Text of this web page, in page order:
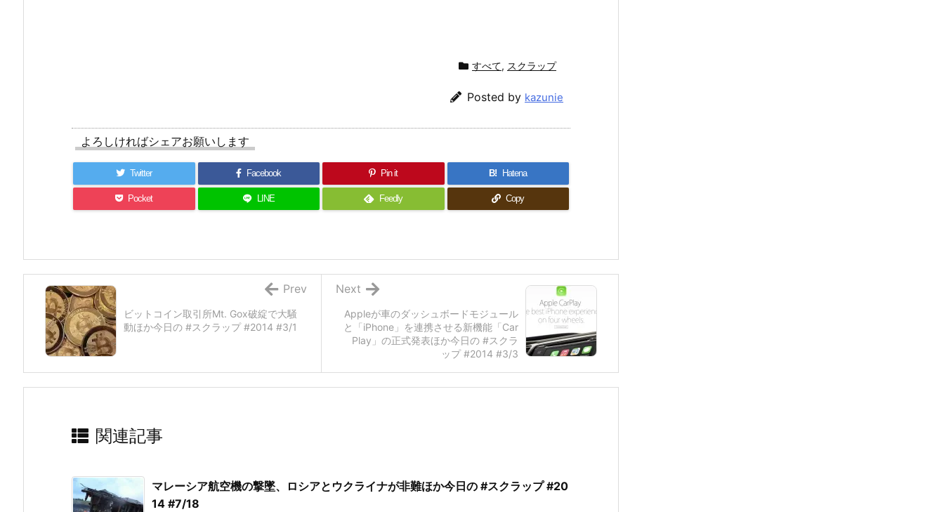
すべて, スクラップ
Posted by kazunie
よろしければシェアお願いします
Twitter Facebook Pin it B! Hatena
Pocket LINE Feedly Copy
Appleが車のダッシュボードモジュール
と「iPhone」を連携させる新機能「Car
Play」の正式発表ほか今日の #スクラ
ップ #2014 #3/3
Next
ビットコイン取引所Mt. Gox破綻で大騒
動ほか今日の #スクラップ #2014 #3/1
Prev
関連記事
マレーシア航空機の撃墜、ロシアとウクライナが非難ほか今日の #スクラップ #20
14 #7/18